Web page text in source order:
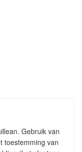
Gebruik van
toestemming van